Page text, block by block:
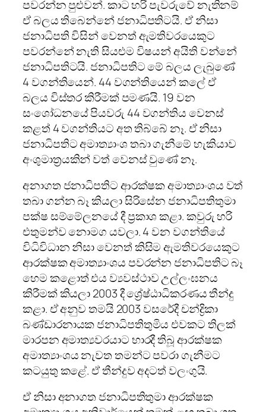
පවරන්න පුළුවන්. කාට හරි පැවරුවේ නැතිනම්
ඒ බලය තිබෙන්නේ ජනාධිපතිටයි. ඒ නිසා
ජනාධිපති විසින් වෙනත් ඇමතිවරයෙකුට
පවරන්නේ නැති සියළුම විෂයන් අයිති වන්නේ
ජනාධිපතිටයි. ජනාධිපතිට මේ බලය ලැබුණේ
4 වගන්තියෙන්. 44 වගන්තියෙන් කලේ ඒ
බලය විස්තර කිරීමක් පමණයි. 19 වන
සංශෝධනයේ පියවරු 44 වගන්තිය වෙනස්
කළත් 4 වගන්තියට අත තිබ්බේ නෑ. ඒ නිසා
ජනාධිපතිට අමාත්‍යාංශ තබා ගැනීමේ හැකියාව
අංශුමාත්‍රයකින් වත් වෙනස් වුණේ නෑ.
අනාගත ජනාධිපතිට ආරක්ෂක අමාත්‍යාංශය වත්
තබා ගන්න බෑ කියලා සිරිසේන ජනාධිපතිතුමා
පක්ෂ සම්මේලනයේ දී ප්‍රකාශ කළා. කවුරු හරි
එතුමන්ව නොමග යවලා. 4 වන වගන්තියේ
විධිවිධාන නිසා වෙනත් කිසිම ඇමතිවරයෙකුට
ආරක්ෂක අමාත්‍යාංශය පවරන්න ජනාධිපතිට බෑ
හෙම කළොත් එය ව්‍යවස්ථාව උල්ලංඝනය
කිරීමක් කියලා 2003 දී ශ්‍රේෂ්ඨාධිකරණය තීන්දු
කළා. ඒ අනුව තමයි 2003 වසරේදී චන්ද්‍රිකා
බණ්ඩාරනායක ජනාධිපතිතුමිය එවකට තිලක්
මාරපන අමාත්‍යවරයාට භාරදී තිබූ ආරක්ෂක
අමාත්‍යාංශය නැවත තමන්ට පවරා ගැනීමට
කටයුතු කළේ. ඒ තීන්දුව අදටත් වලංගුයි.
ඒ නිසා අනාගත ජනාධිපතිතුමා ආරක්ෂක